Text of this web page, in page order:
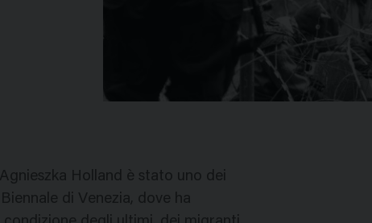
Holland è stato uno dei
di Venezia, dove ha